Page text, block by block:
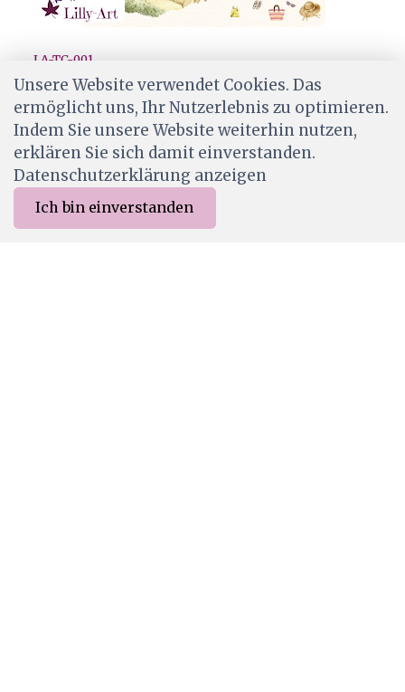
Merkliste Menu
LA-TC-001
Lilly-Art Designpapier Toscana-1
CHF 1.80
Ab Lager
Unsere Website verwendet Cookies. Das
ermöglicht uns, Ihr Nutzerlebnis zu optimieren.
Indem Sie unsere Website weiterhin nutzen,
erklären Sie sich damit einverstanden.
Datenschutzerklärung anzeigen
Ich bin einverstanden